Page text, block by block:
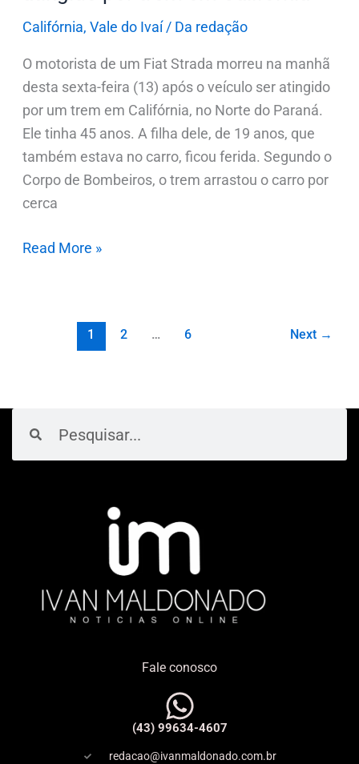
Califórnia, Vale do Ivaí/ Da redação
O motorista de um Fiat Strada morreu na manhã
desta sexta-feira (13) após o veículo ser atingido
por um trem em Califórnia, no Norte do Paraná.
Ele tinha 45 anos. A filha dele, de 19 anos, que
também estava no carro, ficou ferida. Segundo o
Corpo de Bombeiros, o trem arrastou o carro por
cerca
Read More »
1 2 … 6 Next →
Fale conosco
(43) 99634-4607
redacao@ivanmaldonado.com.br